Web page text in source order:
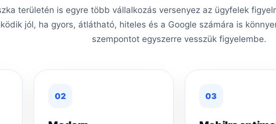
területén is egyre több vállalkozás versenyez az ügyfelek
jól, ha gyors, átlátható, hiteles és a Google számára is
szempontot egyszerre vesszük figyelembe.
02 03